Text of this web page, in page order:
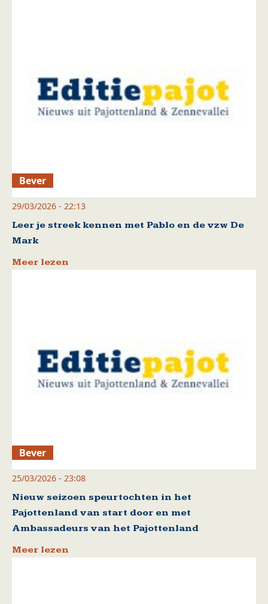
Bever
29/03/2026 - 22:13
Leer je streek kennen met Pablo en de vzw De
Mark
Meer lezen
Bever
25/03/2026 - 23:08
Nieuw seizoen speurtochten in het
Pajottenland van start door en met
Ambassadeurs van het Pajottenland
Meer lezen